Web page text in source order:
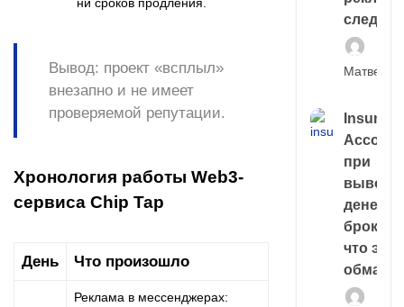
Вывод: проект «всплыл»
внезапно и не имеет
проверяемой репутации.
Хронология работы Web3-
сервиса Chip Tap
День Что произошло
Реклама в мессенджерах:
следа
Матвей
Account
при
выводе
денег у
что это,
обман?